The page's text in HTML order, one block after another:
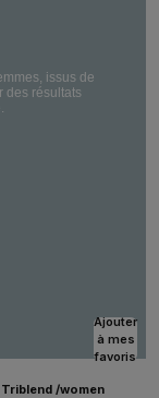
issus de
des résultats
Ajouter
à mes
favoris
/women